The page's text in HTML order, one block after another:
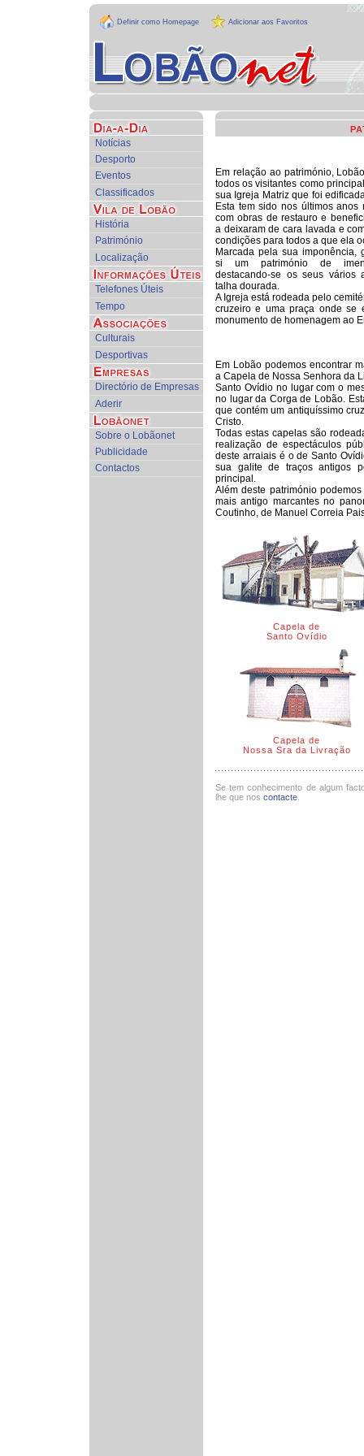
Definir como Homepage Adicionar aos Favoritos
Notícias
Desporto
Eventos
Classificados
História
Património
Localização
Telefones Úteis
Tempo
Culturais
Desportivas
Directório de Empresas
Aderir
Sobre o Lobãonet
Publicidade
Contactos
Em relação ao património,
todos os visitantes como
sua Igreja Matriz que foi
Esta tem sido nos últimos anos
com obras de restauro e
a deixaram de cara lavada e
condições para todos a que ela
Marcada pela sua imponência,
si um património de
destacando-se os seus vários
talha dourada.
A Igreja está rodeada pelo
cruzeiro e uma praça onde se
monumento de homenagem ao
Em Lobão podemos encontrar
a Capela de Nossa Senhora da
Santo Ovídio no lugar com o
no lugar da Corga de Lobão.
que contém um antiquíssimo
Cristo.
Todas estas capelas são
realização de espectáculos
deste arraiais é o de Santo
sua galite de traços antigos
principal.
Além deste património
mais antigo marcantes no
Coutinho, de Manuel Correia
Capela de
Santo Ovídio
Capela de
Nossa Sra da Livração
Se tem conhecimento de algum
lhe que nos contacte